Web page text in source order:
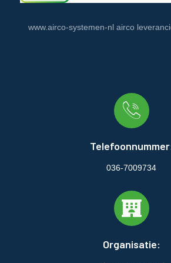
www.airco-systemen-nl airco
036-7009734
Organisatie: